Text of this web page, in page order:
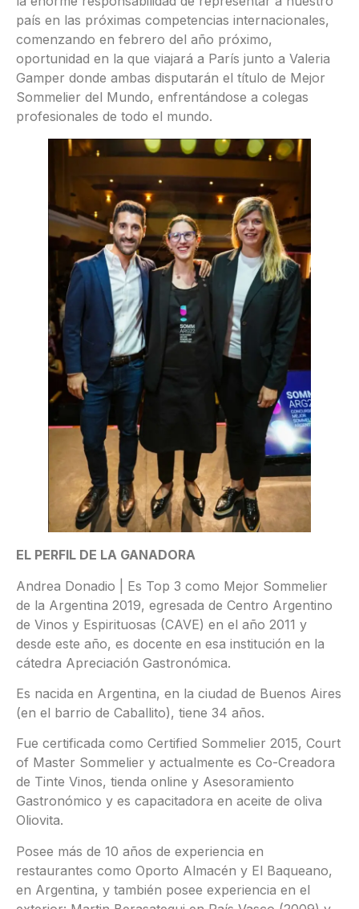
país en las próximas competencias internacionales,
comenzando en febrero del año próximo,
oportunidad en la que viajará a París junto a Valeria
Gamper donde ambas disputarán el título de Mejor
Sommelier del Mundo, enfrentándose a colegas
profesionales de todo el mundo.
EL PERFIL DE LA GANADORA
Andrea Donadio | Es Top 3 como Mejor Sommelier
de la Argentina 2019, egresada de Centro Argentino
de Vinos y Espirituosas (CAVE) en el año 2011 y
desde este año, es docente en esa institución en la
cátedra Apreciación Gastronómica.
Es nacida en Argentina, en la ciudad de Buenos Aires
(en el barrio de Caballito), tiene 34 años.
Fue certificada como Certified Sommelier 2015, Court
of Master Sommelier y actualmente es Co-Creadora
de Tinte Vinos, tienda online y Asesoramiento
Gastronómico y es capacitadora en aceite de oliva
Oliovita.
Posee más de 10 años de experiencia en
restaurantes como Oporto Almacén y El Baqueano,
en Argentina, y también posee experiencia en el